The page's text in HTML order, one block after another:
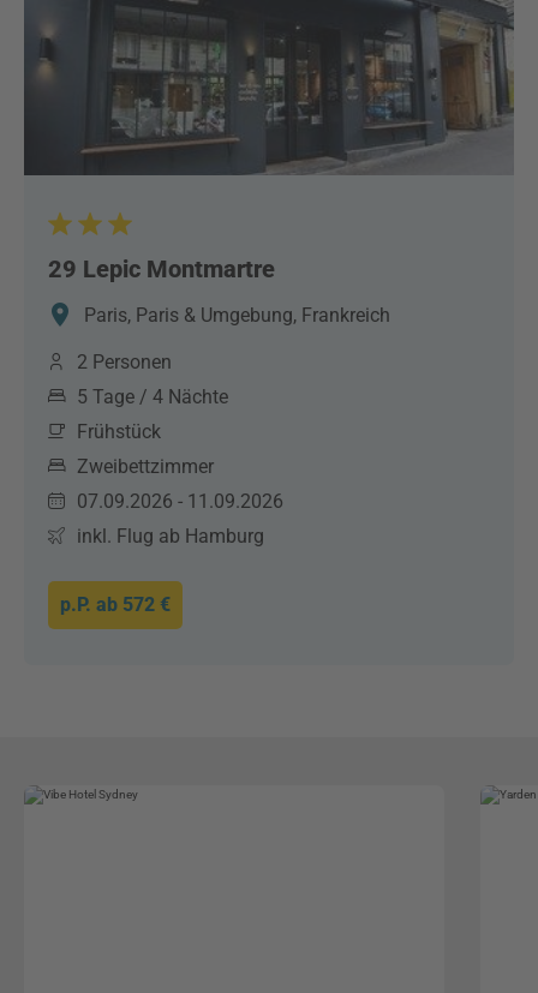
29 Lepic Montmartre
Paris, Paris & Umgebung, Frankreich
2 Personen
5 Tage / 4 Nächte
Frühstück
Zweibettzimmer
07.09.2026 - 11.09.2026
inkl. Flug ab Hamburg
p.P. ab 572 €